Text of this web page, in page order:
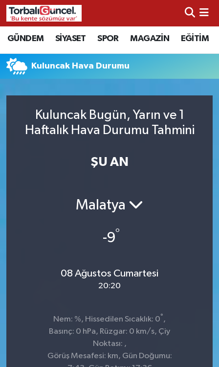
GÜNDEM SİYASET SPOR MAGAZİN EĞİTİM
Kuluncak Hava Durumu
Kuluncak Bugün, Yarın ve 1
Haftalık Hava Durumu Tahmini
ŞU AN
Malatya
-9°
08 Ağustos Cumartesi
20:20
Nem: %, Hissedilen Sıcaklık: 0° ,
Basınç: 0 hPa, Rüzgar: 0 km/s, Çiy
Noktası: ,
Görüş Mesafesi: km, Gün Doğumu:
İzmir Nöbetçi Eczaneler
İzmir Hava Durumu
İzmir Trafik Yoğunluk Haritası
Süper Lig Puan Durumu ve Fikstür